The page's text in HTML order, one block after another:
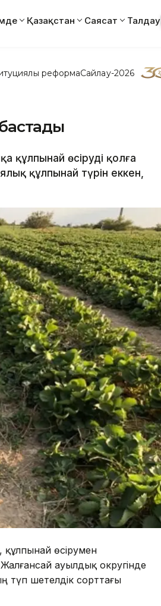
Қазақстан Саясат Талдау
реформаСайлау-2026
құлпынай өсіруді қолға
құлпынай түрін еккен,
құлпынай өсірумен
ауылдық округінде
түп шетелдік сорттағы